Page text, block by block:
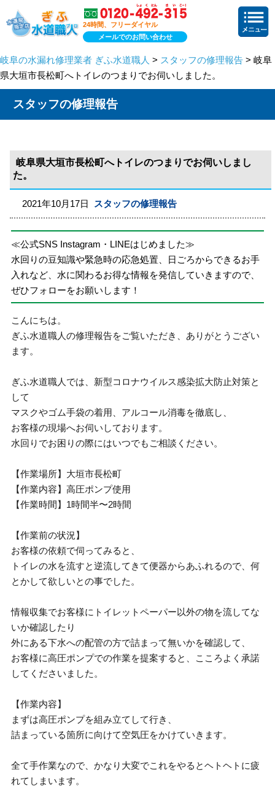
24時間、フリーダイヤル
メールでのお問い合わせ
岐阜の水漏れ修理業者 ぎふ水道職人 > スタッフの修理報告 > 岐阜
県大垣市長松町へトイレのつまりでお伺いしました。
スタッフの修理報告
岐阜県大垣市長松町へトイレのつまりでお伺いしまし
た。
2021年10月17日 スタッフの修理報告
≪公式SNS Instagram・LINEはじめました≫
水回りの豆知識や緊急時の応急処置、日ごろからできるお手
入れなど、水に関わるお得な情報を発信していきますので、
ぜひフォローをお願いします！
こんにちは。
ぎふ水道職人の修理報告をご覧いただき、ありがとうござい
ます。
ぎふ水道職人では、新型コロナウイルス感染拡大防止対策と
して
マスクやゴム手袋の着用、アルコール消毒を徹底し、
お客様の現場へお伺いしております。
水回りでお困りの際にはいつでもご相談ください。
【作業場所】大垣市長松町
【作業内容】高圧ポンプ使用
【作業時間】1時間半〜2時間
【作業前の状況】
お客様の依頼で伺ってみると、
トイレの水を流すと逆流してきて便器からあふれるので、何
とかして欲しいとの事でした。
情報収集でお客様にトイレットペーパー以外の物を流してな
いか確認したり
外にある下水への配管の方で詰まって無いかを確認して、
お客様に高圧ポンプでの作業を提案すると、こころよく承諾
してくださいました。
【作業内容】
まずは高圧ポンプを組み立てして行き、
詰まっている箇所に向けて空気圧をかけていきます。
全て手作業なので、かなり大変でこれをやるとヘトヘトに疲
れてしまいます。